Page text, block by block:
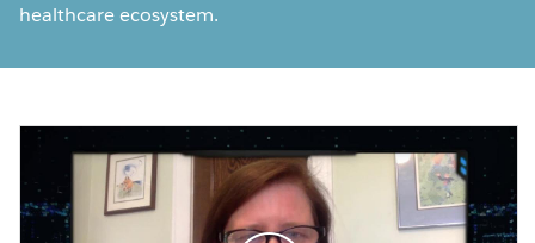
healthcare ecosystem.